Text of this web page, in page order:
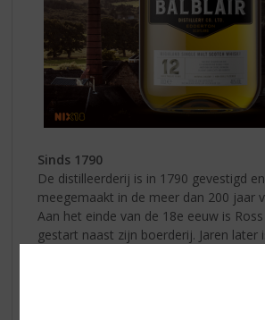
Sinds 1790
De distilleerderij is in 1790 gevestigd
meegemaakt in de meer dan 200 jaar
Aan het einde van de 18e eeuw is
gestart naast zijn boerderij. Jaren later